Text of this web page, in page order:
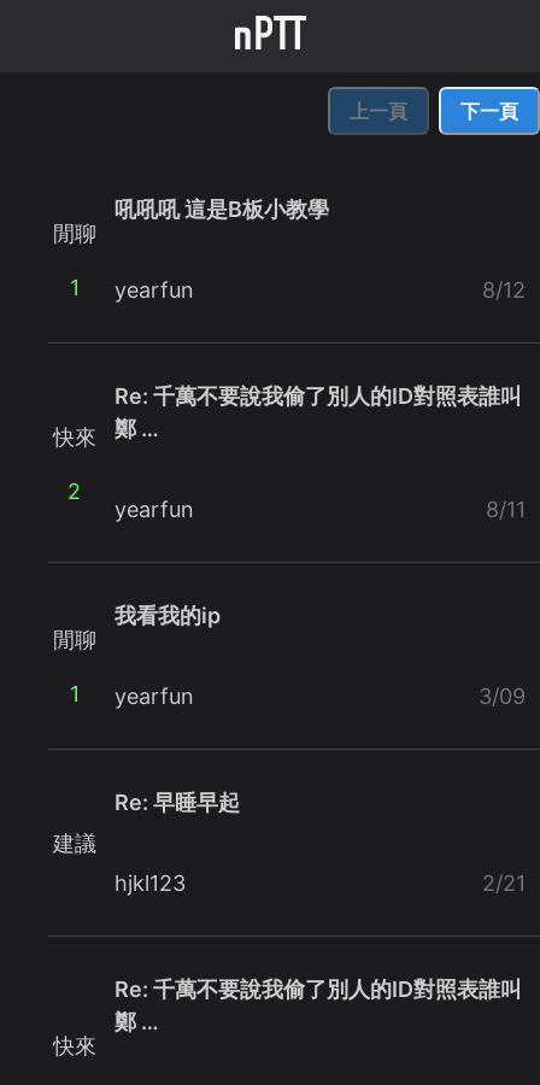
上一頁 下一頁
閒聊
1
吼吼吼 這是B板小教學
yearfun 8/12
快來
2
Re: 千萬不要說我偷了別人的ID對照表誰叫
鄭 …
yearfun 8/11
閒聊
1
我看我的ip
yearfun 3/09
建議
Re: 早睡早起
hjkl123 2/21
快來
Re: 千萬不要說我偷了別人的ID對照表誰叫
鄭 …